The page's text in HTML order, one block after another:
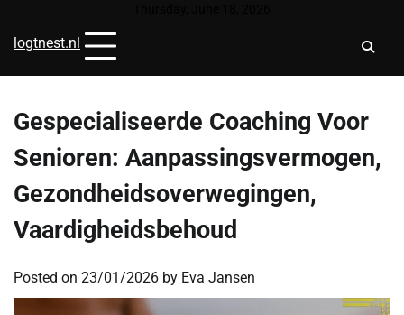
content
logtnest.nl
Gespecialiseerde Coaching Voor
Senioren: Aanpassingsvermogen,
Gezondheidsoverwegingen,
Vaardigheidsbehoud
Posted on 23/01/2026 by Eva Jansen